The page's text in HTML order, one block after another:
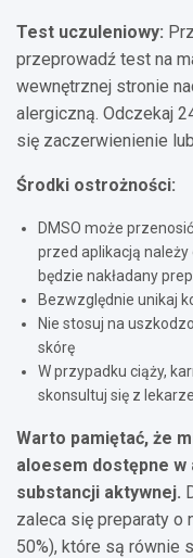
Test uczuleniowy:
przeprowadź test na
wewnętrznej stronie
alergiczną. Odczekaj
się zaczerwienienie
Środki ostrożności:
DMSO może
przed aplikacją należy
będzie nakładany
Bezwzględnie unikaj
Nie stosuj na
skórę
W przypadku ciąży,
skonsultuj się z
Warto pamiętać, że
aloesem dostępne
substancji aktywnej.
zaleca się preparaty o
50%), które są równie